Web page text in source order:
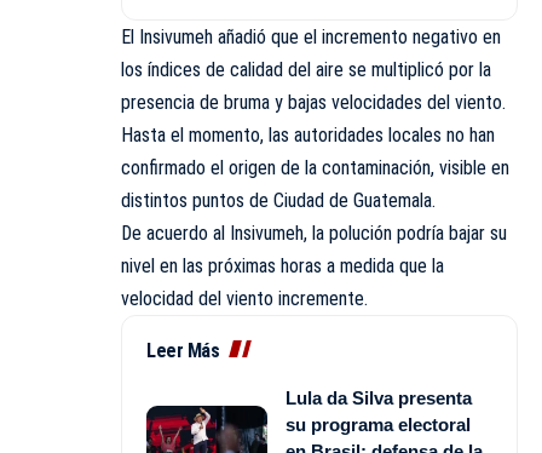
El Insivumeh añadió que el incremento negativo en
los índices de calidad del aire se multiplicó por la
presencia de bruma y bajas velocidades del viento.
Hasta el momento, las autoridades locales no han
confirmado el origen de la contaminación, visible en
distintos puntos de Ciudad de Guatemala.
De acuerdo al Insivumeh, la polución podría bajar su
nivel en las próximas horas a medida que la
velocidad del viento incremente.
Leer Más
Lula da Silva presenta
su programa electoral